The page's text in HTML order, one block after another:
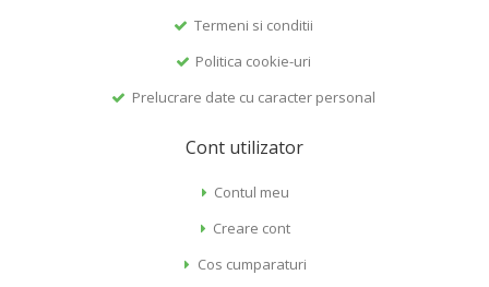
Termeni si conditii
Politica cookie-uri
Prelucrare date cu caracter personal
Cont utilizator
Contul meu
Creare cont
Cos cumparaturi